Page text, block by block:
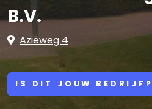
B.V.
Aziëweg 4
IS DIT JOUW BEDRIJF?